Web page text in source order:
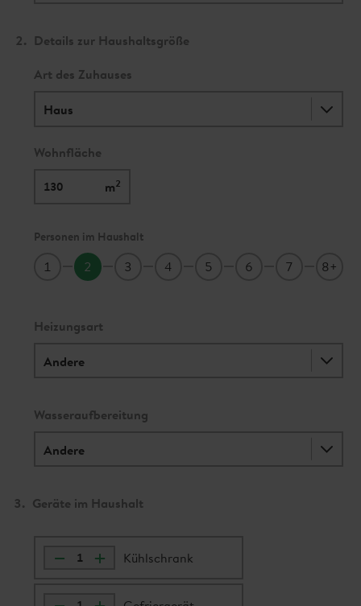
2. Details zur Haushaltsgröße
Art des Zuhauses
Wohnfläche
m2
Personen im Haushalt
1 2 3 4 5 6 7 8+
Heizungsart
Wasseraufbereitung
3. Geräte im Haushalt
– + Kühlschrank